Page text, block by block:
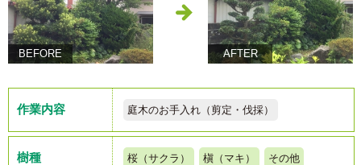
BEFORE AFTER
作業内容 庭木のお手入れ（剪定・伐採）
樹種 桜（サクラ） 槇（マキ） その他